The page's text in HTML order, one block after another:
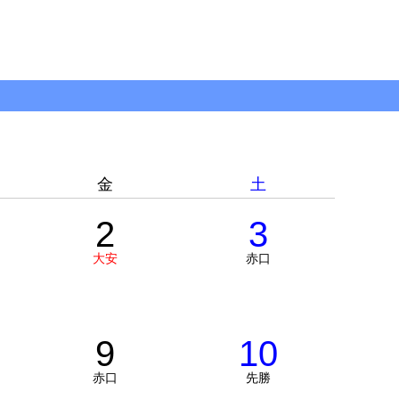
金 土
2
大安
3
赤口
9
赤口
10
先勝